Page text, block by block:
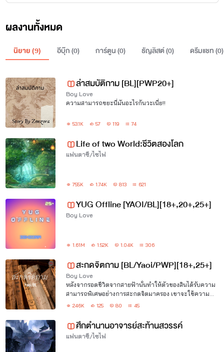
ผลงานทั้งหมด
นิยาย (9) อีบุ๊ก (0) การ์ตูน (0) ธัญลิสต์ (0) ดรีมแชท (0)
ล่าสมบัติกาม [BL][PWP20+]
Boy Love
ความสามารถขยะนี่มันอะไรกันวะเนี่ย!!
53.1K 57 119 74
Life of two World:ชีวิตสองโลก
แฟนตาซี/ไซไฟ
755K 1.74K 813 621
YUG Offline [YAOI/BL][18+,20+,25+]
Boy Love
1.61M 1.52K 1.04K 306
สะกดจิตกาม [BL/Yaoi/PWP][18+,25+]
Boy Love
หลังจากรอดชีวิตจากสายฟ้านั่นทำให้ตัวของสินได้รับความ
สามารถพิเศษอย่างการสะกดจิตมาครอง เขาจะใช้ความ
สามารถในทิศทางใดกันนะ
246K 125 80 45
ศึกตำนานอาจารย์สะท้านสวรรค์
แฟนตาซี/ไซไฟ